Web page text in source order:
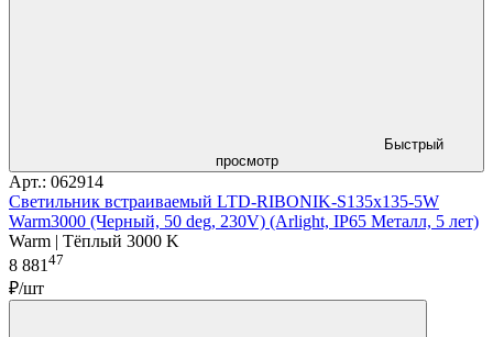
Быстрый
просмотр
Арт.: 062914
Светильник встраиваемый LTD-RIBONIK-S135x135-5W
Warm3000 (Черный, 50 deg, 230V) (Arlight, IP65 Металл, 5 лет)
Warm | Тёплый 3000 K
8 881 47
₽/шт